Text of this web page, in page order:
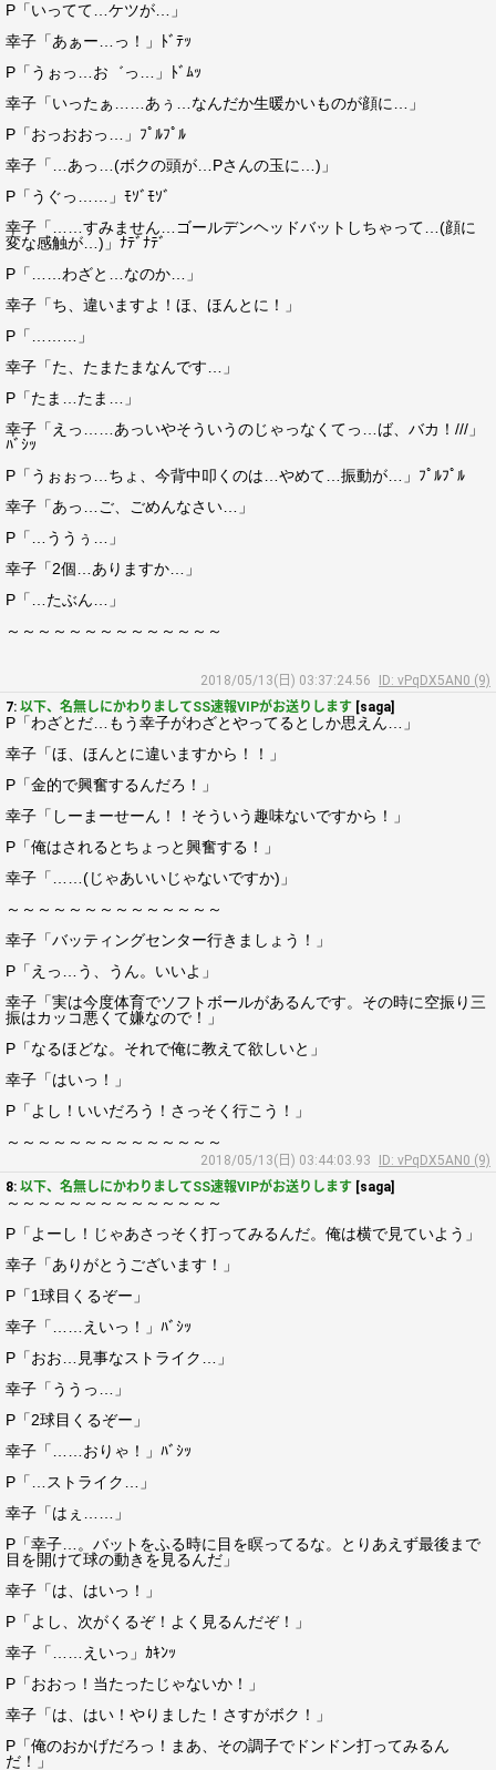
P「いってて…ケツが…」
幸子「あぁー…っ！」ﾄﾞﾃｯ
P「うぉっ…お゛っ…」ﾄﾞﾑｯ
幸子「いったぁ……あぅ…なんだか生暖かいものが顔に…」
P「おっおおっ…」ﾌﾟﾙﾌﾟﾙ
幸子「…あっ…(ボクの頭が…Pさんの玉に…)」
P「うぐっ……」ﾓｿﾞﾓｿﾞ
幸子「……すみません…ゴールデンヘッドバットしちゃって…(顔に
変な感触が…)」ﾅﾃﾞﾅﾃﾞ
P「……わざと…なのか…」
幸子「ち、違いますよ！ほ、ほんとに！」
P「………」
幸子「た、たまたまなんです…」
P「たま…たま…」
幸子「えっ……あっいやそういうのじゃっなくてっ…ば、バカ！///」
ﾊﾞｼｯ
P「うぉぉっ…ちょ、今背中叩くのは…やめて…振動が…」ﾌﾟﾙﾌﾟﾙ
幸子「あっ…ご、ごめんなさい…」
P「…ううぅ…」
幸子「2個…ありますか…」
P「…たぶん…」
～～～～～～～～～～～～～～
2018/05/13(日) 03:37:24.56
ID: vPqDX5AN0 (9)
7: 以下、名無しにかわりましてSS速報VIPがお送りします [saga]
P「わざとだ…もう幸子がわざとやってるとしか思えん…」
幸子「ほ、ほんとに違いますから！！」
P「金的で興奮するんだろ！」
幸子「しーまーせーん！！そういう趣味ないですから！」
P「俺はされるとちょっと興奮する！」
幸子「……(じゃあいいじゃないですか)」
～～～～～～～～～～～～～～
幸子「バッティングセンター行きましょう！」
P「えっ…う、うん。いいよ」
幸子「実は今度体育でソフトボールがあるんです。その時に空振り三
振はカッコ悪くて嫌なので！」
P「なるほどな。それで俺に教えて欲しいと」
幸子「はいっ！」
P「よし！いいだろう！さっそく行こう！」
～～～～～～～～～～～～～～
2018/05/13(日) 03:44:03.93
ID: vPqDX5AN0 (9)
8: 以下、名無しにかわりましてSS速報VIPがお送りします [saga]
～～～～～～～～～～～～～～
P「よーし！じゃあさっそく打ってみるんだ。俺は横で見ていよう」
幸子「ありがとうございます！」
P「1球目くるぞー」
幸子「……えいっ！」ﾊﾞｼｯ
P「おお…見事なストライク…」
幸子「ううっ…」
P「2球目くるぞー」
幸子「……おりゃ！」ﾊﾞｼｯ
P「…ストライク…」
幸子「はぇ……」
P「幸子…。バットをふる時に目を瞑ってるな。とりあえず最後まで
目を開けて球の動きを見るんだ」
幸子「は、はいっ！」
P「よし、次がくるぞ！よく見るんだぞ！」
幸子「……えいっ」ｶｷﾝｯ
P「おおっ！当たったじゃないか！」
幸子「は、はい！やりました！さすがボク！」
P「俺のおかげだろっ！まあ、その調子でドンドン打ってみるん
だ！」